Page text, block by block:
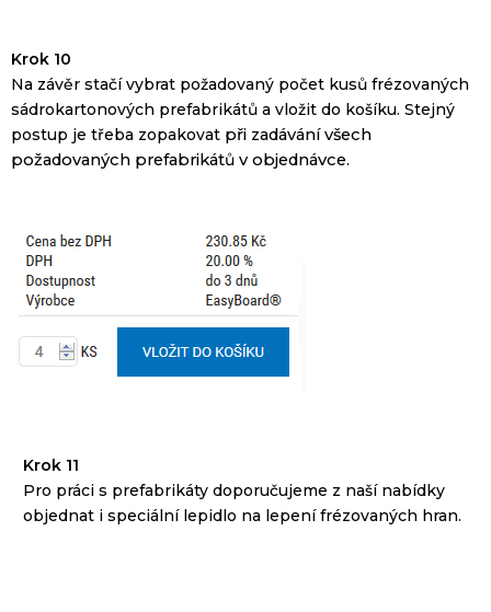
Krok 10
Na závěr stačí vybrat požadovaný počet kusů frézovaných
sádrokartonových prefabrikátů a vložit do košíku. Stejný
postup je třeba zopakovat při zadávání všech
požadovaných prefabrikátů v objednávce.
Krok 11
Pro práci s prefabrikáty doporučujeme z naší nabídky
objednat i speciální lepidlo na lepení frézovaných hran.